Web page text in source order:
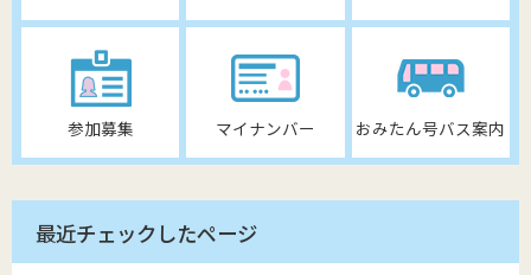
参加募集 マイナンバー おみたん号バス案内
最近チェックしたページ